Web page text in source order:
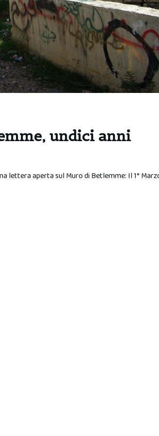
undici anni
lettera aperta sul Muro di Betlemme: Il 1°